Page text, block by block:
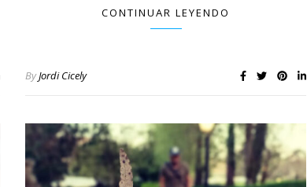
CONTINUAR LEYENDO
ByJordi Cicely